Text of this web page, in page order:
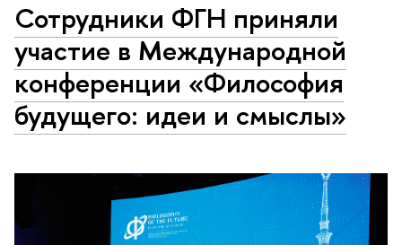
Сотрудники ФГН приняли
участие в Международной
конференции «Философия
будущего: идеи и смыслы»